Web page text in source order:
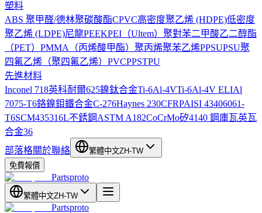
塑料
ABS 聚甲醛/德林聚碳酸酯CPVC高密度聚乙烯 (HDPE)低密度
聚乙烯 (LDPE)尼龍PEEKPEI（Ultem） 聚對苯二甲酸乙二醇酯
（PET） PMMA（丙烯酸甲酯） 聚丙烯聚苯乙烯PPSUPSU聚
四氟乙烯（聚四氟乙烯） PVCPPSTPU
先進材料
Inconel 718英科耐爾625鎳鈦合金Ti-6Al-4VTi-6Al-4V ELIAl
7075-T6鉻鎳鉬鐵合金C-276Haynes 230CFRPAISI 43406061-
T6SCM435316L不銹鋼ASTM A182CoCrMo矽4140 鋼庫瓦英瓦
合金36
部落格關於聯絡 繁體中文ZH-TW
免費報價
Partsproto
繁體中文ZH-TW
Partsproto